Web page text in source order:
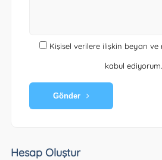
Kişisel verilere ilişkin beyan ve
kabul ediyorum.
Gönder
Hesap Oluştur